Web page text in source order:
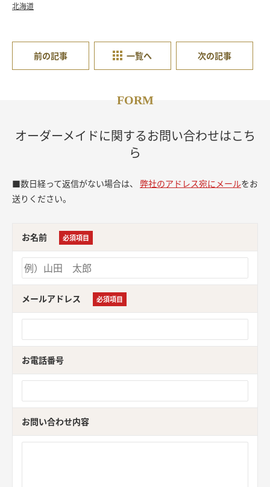
北海道
前の記事 一覧へ 次の記事
FORM
オーダーメイドに関するお問い合わせはこち
ら
■数日経って返信がない場合は、 弊社のアドレス宛にメールをお
送りください。
お名前 必須項目
メールアドレス 必須項目
お電話番号
お問い合わせ内容